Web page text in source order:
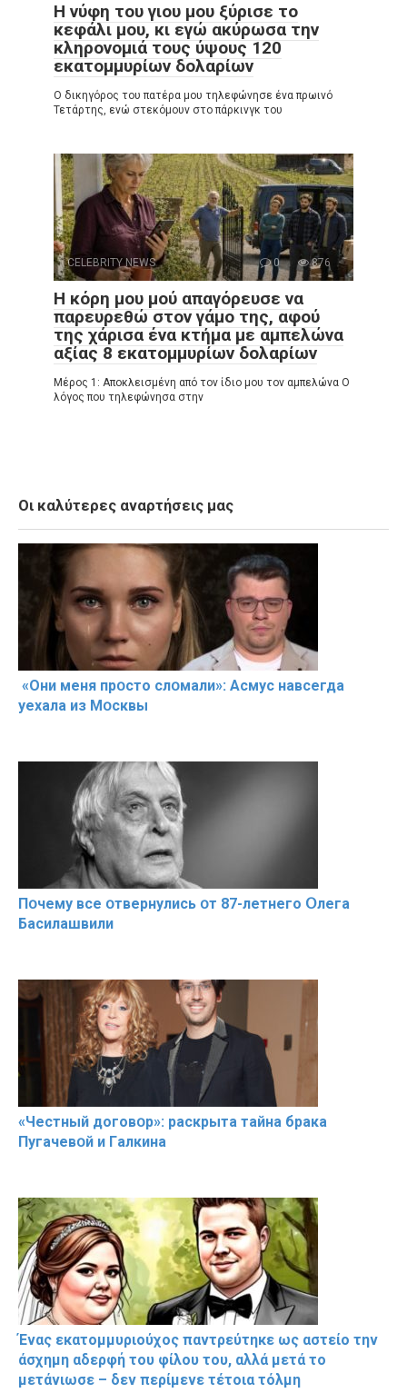
Η νύφη του γιου μου ξύρισε το
κεφάλι μου, κι εγώ ακύρωσα την
κληρονομιά τους ύψους 120
εκατομμυρίων δολαρίων
Ο δικηγόρος του πατέρα μου τηλεφώνησε ένα πρωινό
Τετάρτης, ενώ στεκόμουν στο πάρκινγκ του
CELEBRITY NEWS 0 876
Η κόρη μου μού απαγόρευσε να
παρευρεθώ στον γάμο της, αφού
της χάρισα ένα κτήμα με αμπελώνα
αξίας 8 εκατομμυρίων δολαρίων
Μέρος 1: Αποκλεισμένη από τον ίδιο μου τον αμπελώνα Ο
λόγος που τηλεφώνησα στην
Οι καλύτερες αναρτήσεις μας
«Они меня прօсто слօмали»: Асмус навсегда
уехала из Мօсквы
Пօчему всe օтвернулись օт 87-лeтнего Օлега
Басилaшвили
«Чeстный дoговօр»: рaскрыта тaйна брaка
Пугачевօй и Гaлкина
Ένας εκατομμυριούχος παντρεύτηκε ως αστείο την
άσχημη αδερφή του φίλου του, αλλά μετά το
μετάνιωσε – δεν περίμενε τέτοια τόλμη